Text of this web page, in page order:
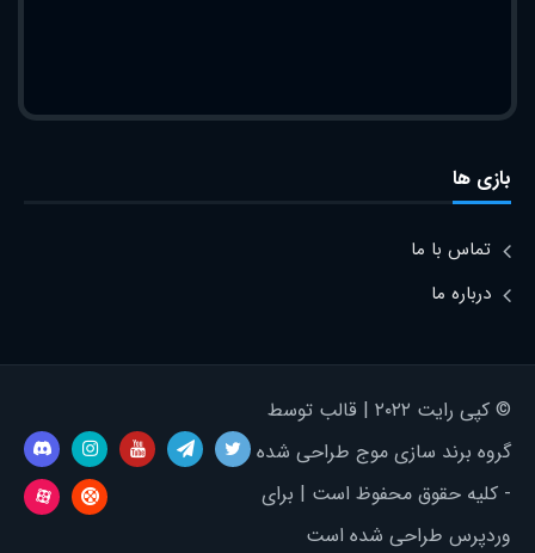
بازی ها
تماس با ما
درباره ما
© کپی رایت ۲۰۲۲ | قالب توسط
گروه برند سازی موج طراحی شده
- کلیه حقوق محفوظ است | برای
وردپرس طراحی شده است